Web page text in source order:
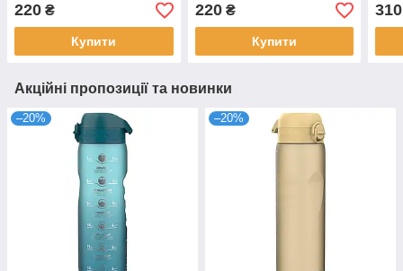
220 ₴
Купити
220₴
Купити
310
Акційні пропозиції та новинки
–20% –20%